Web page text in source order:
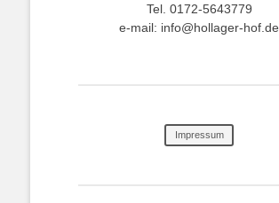
Tel. 0172-5643779
e-mail: info@hollager-hof.de
Impressum